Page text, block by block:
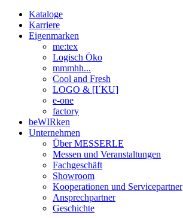
Kataloge
Karriere
Eigenmarken
me:tex
Logisch Öko
mmmhh...
Cool and Fresh
LOGO & [I´KU]
e-one
factory
beWIRken
Unternehmen
Über MESSERLE
Messen und Veranstaltungen
Fachgeschäft
Showroom
Kooperationen und Servicepartner
Ansprechpartner
Geschichte